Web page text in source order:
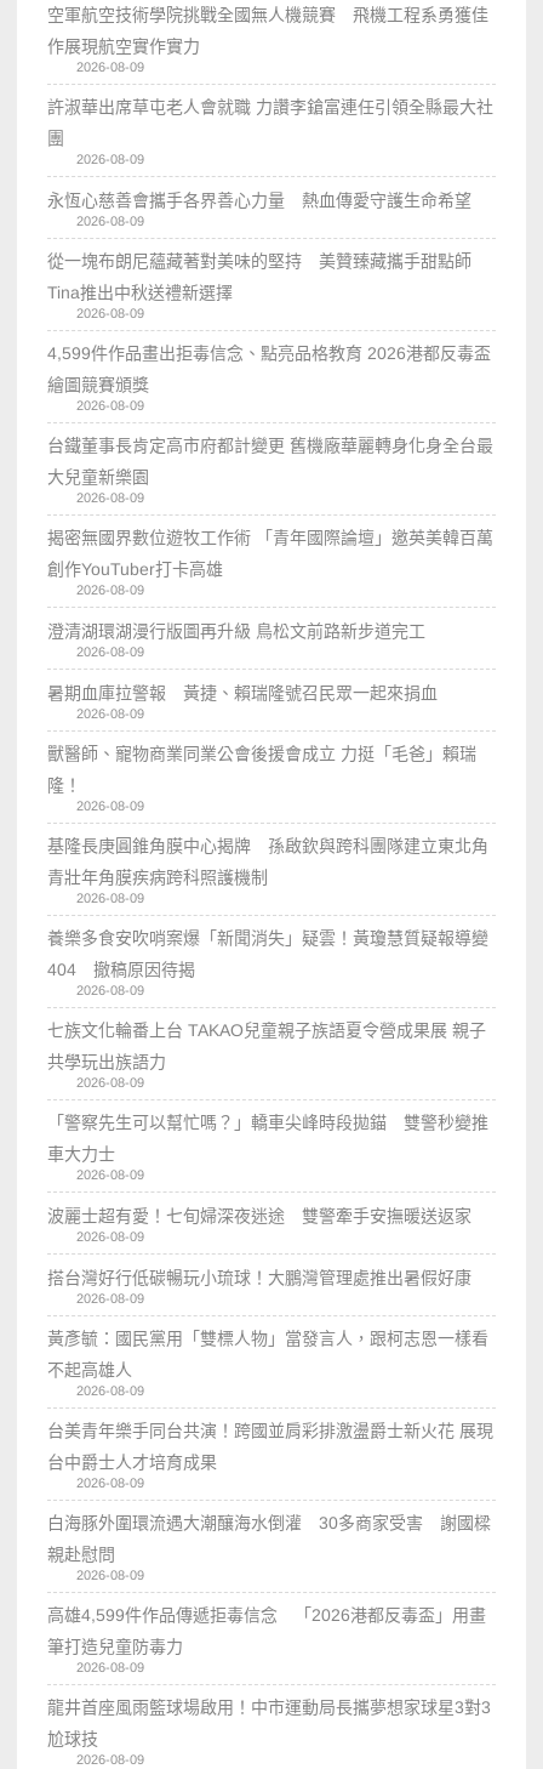
空軍航空技術學院挑戰全國無人機競賽 飛機工程系勇獲佳
作展現航空實作實力
2026-08-09
許淑華出席草屯老人會就職 力讚李鎗富連任引領全縣最大社
團
2026-08-09
永恆心慈善會攜手各界善心力量 熱血傳愛守護生命希望
2026-08-09
從一塊布朗尼蘊藏著對美味的堅持 美贊臻藏攜手甜點師
Tina推出中秋送禮新選擇
2026-08-09
4,599件作品畫出拒毒信念、點亮品格教育 2026港都反毒盃
繪圖競賽頒獎
2026-08-09
台鐵董事長肯定高市府都計變更 舊機廠華麗轉身化身全台最
大兒童新樂園
2026-08-09
揭密無國界數位遊牧工作術 「青年國際論壇」邀英美韓百萬
創作YouTuber打卡高雄
2026-08-09
澄清湖環湖漫行版圖再升級 鳥松文前路新步道完工
2026-08-09
暑期血庫拉警報 黃捷、賴瑞隆號召民眾一起來捐血
2026-08-09
獸醫師、寵物商業同業公會後援會成立 力挺「毛爸」賴瑞
隆！
2026-08-09
基隆長庚圓錐角膜中心揭牌 孫啟欽與跨科團隊建立東北角
青壯年角膜疾病跨科照護機制
2026-08-09
養樂多食安吹哨案爆「新聞消失」疑雲！黃瓊慧質疑報導變
404 撤稿原因待揭
2026-08-09
七族文化輪番上台 TAKAO兒童親子族語夏令營成果展 親子
共學玩出族語力
2026-08-09
「警察先生可以幫忙嗎？」轎車尖峰時段拋錨 雙警秒變推
車大力士
2026-08-09
波麗士超有愛！七旬婦深夜迷途 雙警牽手安撫暖送返家
2026-08-09
搭台灣好行低碳暢玩小琉球！大鵬灣管理處推出暑假好康
2026-08-09
黃彥毓：國民黨用「雙標人物」當發言人，跟柯志恩一樣看
不起高雄人
2026-08-09
台美青年樂手同台共演！跨國並肩彩排激盪爵士新火花 展現
台中爵士人才培育成果
2026-08-09
白海豚外圍環流遇大潮釀海水倒灌 30多商家受害 謝國樑
親赴慰問
2026-08-09
高雄4,599件作品傳遞拒毒信念 「2026港都反毒盃」用畫
筆打造兒童防毒力
2026-08-09
龍井首座風雨籃球場啟用！中市運動局長攜夢想家球星3對3
尬球技
2026-08-09